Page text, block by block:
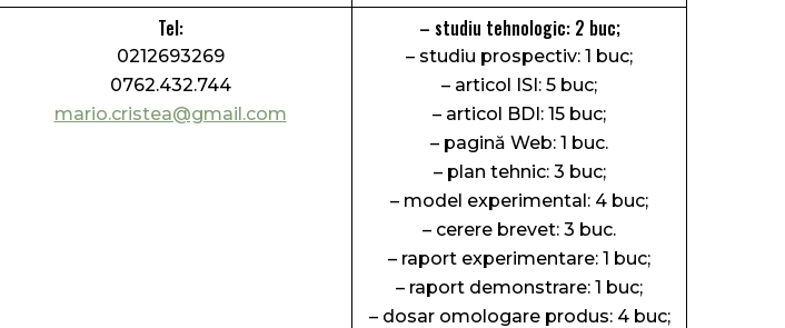
Tel:
0212693269
0762.432.744
mario.cristea@gmail.com
– studiu tehnologic: 2 buc;
– studiu prospectiv: 1 buc;
– articol ISI: 5 buc;
– articol BDI: 15 buc;
– pagină Web: 1 buc.
– plan tehnic: 3 buc;
– model experimental: 4 buc;
– cerere brevet: 3 buc.
– raport experimentare: 1 buc;
– raport demonstrare: 1 buc;
– dosar omologare produs: 4 buc;